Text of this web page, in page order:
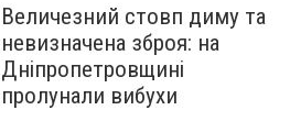
Величезний стовп диму та
невизначена зброя: на
Дніпропетровщині
пролунали вибухи